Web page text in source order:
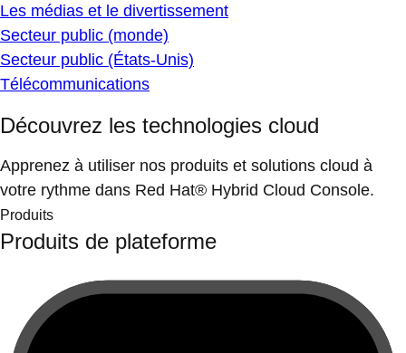
Les médias et le divertissement
Secteur public (monde)
Secteur public (États-Unis)
Télécommunications
Découvrez les technologies cloud
Apprenez à utiliser nos produits et solutions cloud à
votre rythme dans Red Hat® Hybrid Cloud Console.
Produits
Produits de plateforme